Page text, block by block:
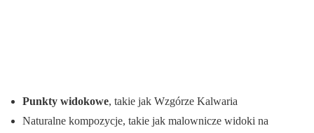
Punkty widokowe, takie jak Wzgórze Kalwaria
Naturalne kompozycje, takie jak malownicze widoki na